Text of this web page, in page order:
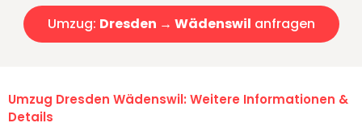
Umzug: Dresden → Wädenswil anfragen
Umzug Dresden Wädenswil: Weitere Informationen &
Details